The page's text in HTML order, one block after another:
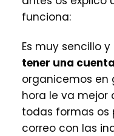
funciona:
Es muy sencillo
tener una
organicemos en
hora le va mejor
todas formas os
correo con las